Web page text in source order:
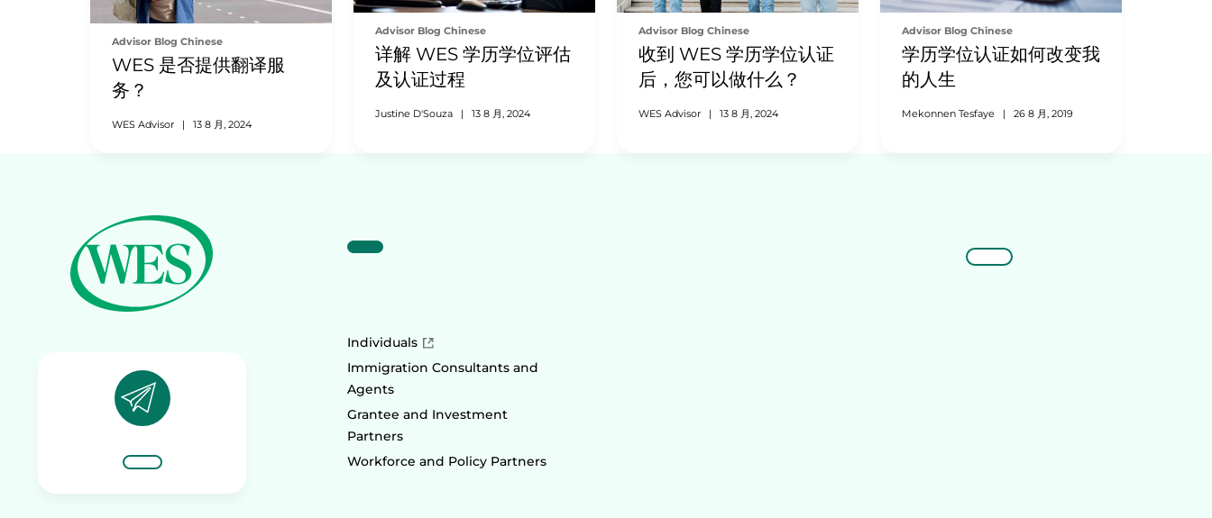
Advisor Blog Chinese
WES 是否提供翻译服
务？
WES Advisor | 13 8 月, 2024
Advisor Blog Chinese
详解 WES 学历学位评估
及认证过程
Justine D'Souza | 13 8 月, 2024
Advisor Blog Chinese
收到 WES 学历学位认证
后，您可以做什么？
WES Advisor | 13 8 月, 2024
Advisor Blog Chinese
学历学位认证如何改变我
的人生
Mekonnen Tesfaye | 26 8 月, 2019
Individuals
Immigration Consultants and
Agents
Grantee and Investment
Partners
Workforce and Policy Partners